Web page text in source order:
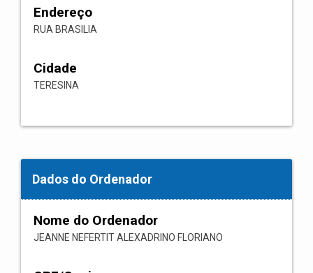
Endereço
RUA BRASILIA
Cidade
TERESINA
Dados do Ordenador
Nome do Ordenador
JEANNE NEFERTIT ALEXADRINO FLORIANO